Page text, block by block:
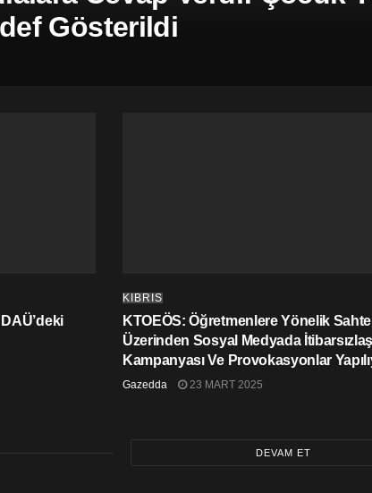
Gösterildi
KIBRIS
KTOEÖS: Öğretmenlere Yönelik
Üzerinden Sosyal Medyada
Kampanyası Ve Provokasyonlar
Gazedda 23 MART 2025
DEVAM ET